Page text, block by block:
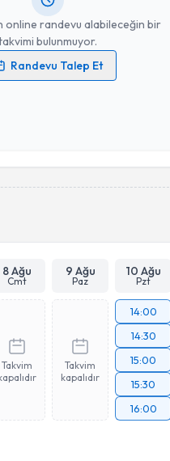
online randevu alabileceğin bir
bulunmuyor.
Randevu Talep Et
ilişkinAydınlatma Metni
Talebini Gönder
8 Ağu
Cmt
9 Ağu
Paz
10 Ağu
Pzt
Takvim
Takvim
kapalıdır
14:00
14:30
15:00
15:30
16:00